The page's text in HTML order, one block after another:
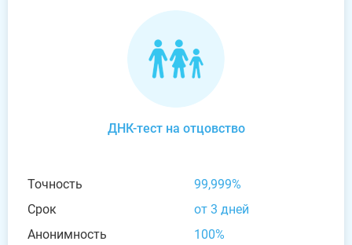
ДНК-тест на отцовство
Точность
99,999%
Срок
от 3 дней
Анонимность
100%